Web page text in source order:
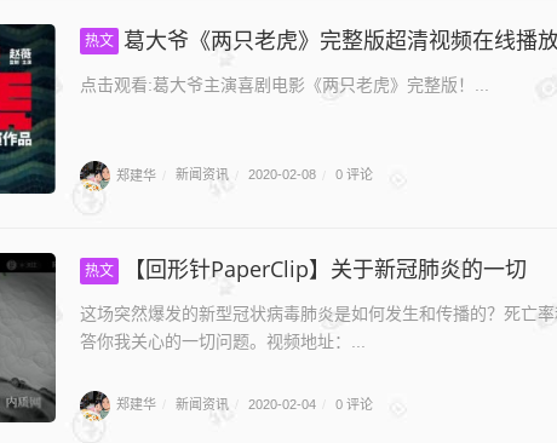
热文 葛大爷《两只老虎》完整版超清视频在线播
点击观看:葛大爷主演喜剧电影《两只老虎》完整版！...
郑建华 新闻资讯 2020-02-08 0 评论
热文 【回形针PaperClip】关于新冠肺炎的一切
这场突然爆发的新型冠状病毒肺炎是如何发生和传播的？死亡
答你我关心的一切问题。视频地址：...
郑建华 新闻资讯 2020-02-04 0 评论